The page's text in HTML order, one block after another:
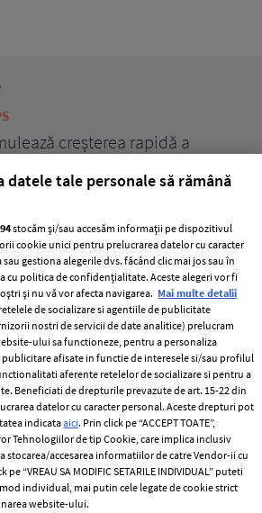
creșterea rapidă a
Termeni si conditii
Politica de
confidențialitate
Politica de cookies
Publicitate
datele tale personale să rămână
stocăm și/sau accesăm informații pe dispozitivul
cookie unici pentru prelucrarea datelor cu caracter
gestiona alegerile dvs. făcând clic mai jos sau în
cu politica de confidențialitate. Aceste alegeri vor fi
și nu vă vor afecta navigarea. Mai multe detalii
de socializare si agentiile de publicitate
nostri de servicii de date analitice) prelucram
ului sa functioneze, pentru a personaliza
afisate in functie de interesele si/sau profilul
aferente retelelor de socializare si pentru a
Beneficiati de drepturile prevazute de art. 15-22 din
datelor cu caracter personal. Aceste drepturi pot
indicataaici. Prin click pe “ACCEPT TOATE”,
Tehnologiilor de tip Cookie, care implica inclusiv
stocarea/accesarea informatiilor de catre Vendor-ii cu
“VREAU SA MODIFIC SETARILE INDIVIDUAL” puteti
individual, mai putin cele legate de cookie strict
website-ului.